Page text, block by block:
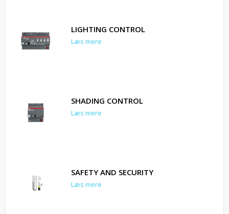
LIGHTING CONTROL
Læs mere
SHADING CONTROL
Læs mere
SAFETY AND SECURITY
Læs mere